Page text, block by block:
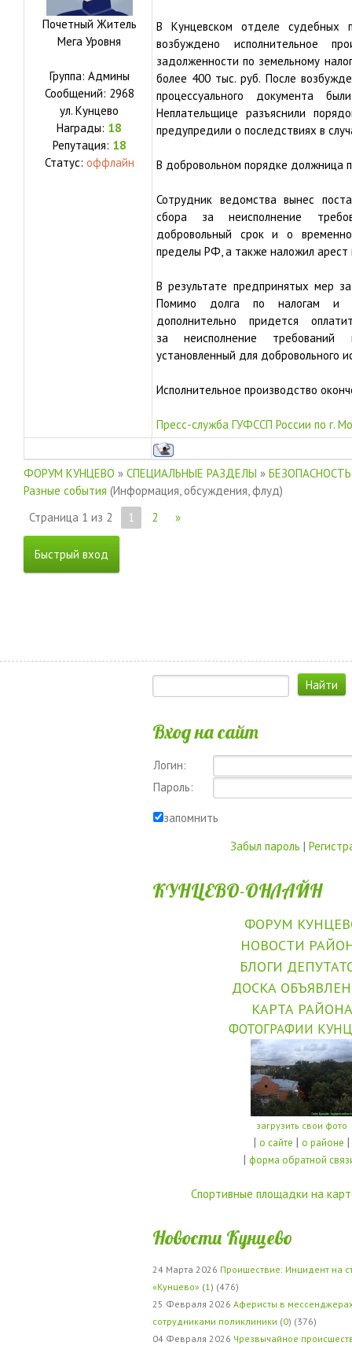
Почетный Житель
Мега Уровня
Группа: Админы
Сообщений: 2968
ул. Кунцево
Награды: 18
Репутация: 18
Статус: оффлайн
В Кунцевском отделе судебных
возбуждено исполнительное
задолженности по земельному
более 400 тыс. руб. После
процессуального документа
Неплательщице разъяснили
предупредили о последствиях в
В добровольном порядке должница
Сотрудник ведомства вынес
сбора за неисполнение
добровольный срок и о
пределы РФ, а также наложил арест
В результате предпринятых мер
Помимо долга по налогам и
дополнительно придется
за неисполнение требований
установленный для добровольного
Исполнительное производство
Пресс-служба ГУФССП России по г.
ФОРУМ КУНЦЕВО » СПЕЦИАЛЬНЫЕ РАЗДЕЛЫ »
Разные события (Информация, обсуждения, флуд)
Страница 1 из 2 1 2 »
Вход на сайт
Логин:
Пароль:
запомнить
Забыл пароль |
КУНЦЕВО-ОНЛАЙН
ФОРУМ
НОВОСТИ
БЛОГИ
ДОСКА
КАРТА РАЙОНА
ФОТОГРАФИИ
загрузить свои фото
| о сайте | о районе |
| форма обратной
Спортивные площадки на
Новости Кунцево
24 Марта 2026 Проишествие: Инцидент на
«Кунцево» (1 ) (476)
25 Февраля 2026 Аферисты в
сотрудниками поликлиники (0) (376)
04 Февраля 2026 Чрезвычайное